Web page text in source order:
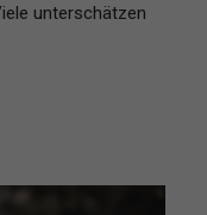
unterschätzen